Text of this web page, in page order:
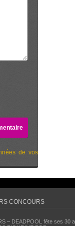
de vos
CONCOURS
– DEADPOOL fête ses 30